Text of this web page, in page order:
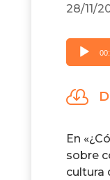
28/11/
de

En
sobre
cultura